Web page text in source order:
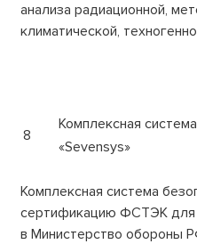
анализа радиационной,
климатической,
8
Комплексная
«Sevensys»
Комплексная система
сертификацию ФСТЭК для
в Министерство обороны